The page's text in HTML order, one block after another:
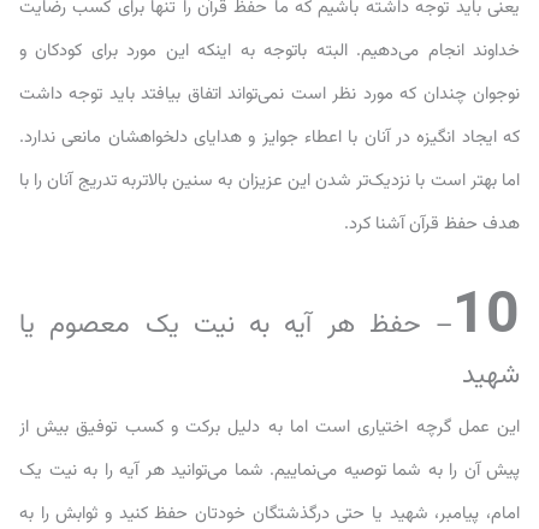
یعنی باید توجه داشته باشیم که ما حفظ قرآن را تنها برای کسب رضایت
خداوند انجام می‌دهیم. البته باتوجه به اینکه این مورد برای کودکان و
نوجوان چندان که مورد نظر است نمی‌تواند اتفاق بیافتد باید توجه داشت
که ایجاد انگیزه در آنان با اعطاء جوایز و هدایای دلخواهشان مانعی ندارد.
اما بهتر است با نزدیک‌تر شدن این عزیزان به سنین بالاتربه تدریج آنان را با
هدف حفظ قرآن آشنا کرد.
10– حفظ هر آیه به نیت یک معصوم یا
شهید
این عمل گرچه اختیاری است اما به دلیل برکت و کسب توفیق بیش از
پیش آن را به شما توصیه می‌نماییم. شما می‌توانید هر آیه را به نیت یک
امام، پیامبر، شهید یا حتی درگذشتگان خودتان حفظ کنید و ثوابش را به